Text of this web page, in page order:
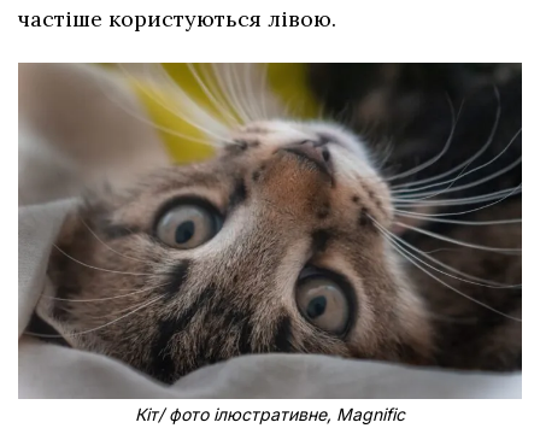
частіше користуються лівою.
Кіт/ фото ілюстративне, Magnific